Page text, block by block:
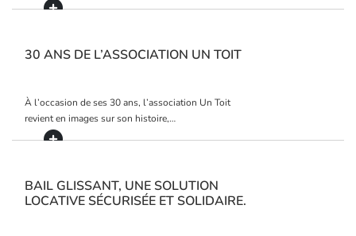
30 ANS DE L’ASSOCIATION UN TOIT
À l’occasion de ses 30 ans, l’association Un Toit
revient en images sur son histoire,…
BAIL GLISSANT, UNE SOLUTION
LOCATIVE SÉCURISÉE ET SOLIDAIRE.